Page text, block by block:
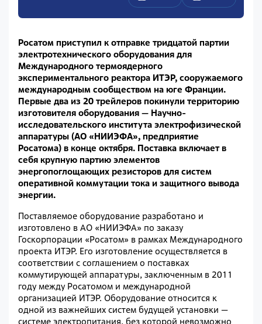
Росатом приступил к отправке тридцатой партии
электротехнического оборудования для
Международного термоядерного
экспериментального реактора ИТЭР, сооружаемого
международным сообществом на юге Франции.
Первые два из 20 трейлеров покинули территорию
изготовителя оборудования — Научно-
исследовательского института электрофизической
аппаратуры (АО «НИИЭФА», предприятие
Росатома) в конце октября. Поставка включает в
себя крупную партию элементов
энергопоглощающих резисторов для систем
оперативной коммутации тока и защитного вывода
энергии.
Поставляемое оборудование разработано и
изготовлено в АО «НИИЭФА» по заказу
Госкорпорации «Росатом» в рамках Международного
проекта ИТЭР. Его изготовление осуществляется в
соответствии с соглашением о поставках
коммутирующей аппаратуры, заключенным в 2011
году между Росатомом и международной
организацией ИТЭР. Оборудование относится к
одной из важнейших систем будущей установки —
системе электропитания, без которой невозможно